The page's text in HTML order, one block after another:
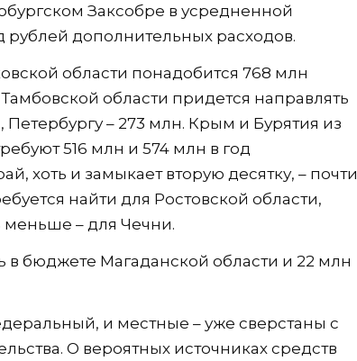
Заксобре в усредненной
рублей дополнительных расходов.
области понадобится 768 млн
области придется направлять
– 273 млн. Крым и Бурятия из
516 млн и 574 млн в год
хоть и замыкает вторую десятку, – почти
найти для Ростовской области,
меньше – для Чечни.
в бюджете Магаданской области и 22 млн
и местные – уже сверстаны с
О вероятных источниках средств